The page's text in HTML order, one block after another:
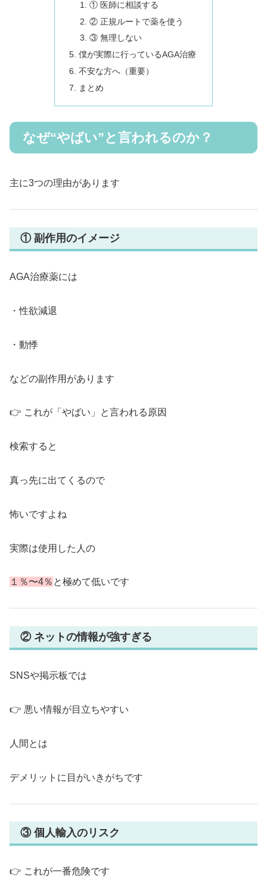
① 医師に相談する
② 正規ルートで薬を使う
③ 無理しない
僕が実際に行っているAGA治療
不安な方へ（重要）
まとめ
なぜ“やばい”と言われるのか？
主に3つの理由があります
① 副作用のイメージ
AGA治療薬には
・性欲減退
・動悸
などの副作用があります
👉 これが「やばい」と言われる原因
検索すると
真っ先に出てくるので
怖いですよね
実際は使用した人の
１％〜4％ と極めて低いです
② ネットの情報が強すぎる
SNSや掲示板では
👉 悪い情報が目立ちやすい
人間とは
デメリットに目がいきがちです
③ 個人輸入のリスク
👉 これが一番危険です